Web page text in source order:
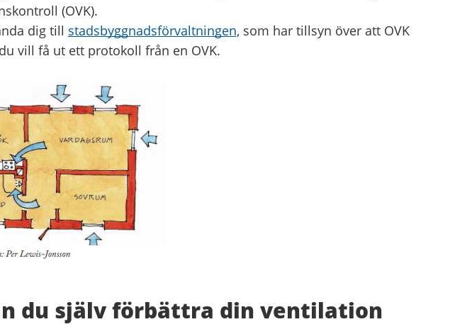
(OVK).
dig till stadsbyggnadsförvaltningen, som har tillsyn över att OVK
vill få ut ett protokoll från en OVK.
du själv förbättra din ventilation